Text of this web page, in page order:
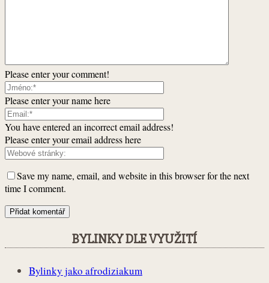
Please enter your comment!
Please enter your name here
You have entered an incorrect email address!
Please enter your email address here
Save my name, email, and website in this browser for the next
time I comment.
BYLINKY DLE VYUŽITÍ
Bylinky jako afrodiziakum